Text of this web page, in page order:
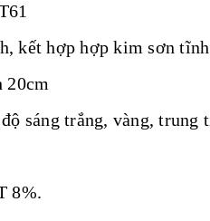
kết hợp hợp kim sơn
sáng trắng, vàng, trung
8%.